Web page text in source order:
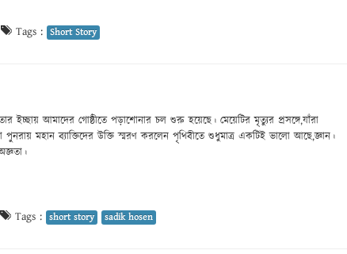
Tags : Short Story
ইচ্ছায় আমাদের গোষ্ঠীতে পড়াশোনার চল শুরু হয়েছে। মেয়েটির মৃত্যুর প্রসঙ্গে,যাঁরা
পুনরায় মহান ব্যাক্তিদের উক্তি স্মরণ করলেন পৃথিবীতে শুধুমাত্র একটিই ভালো আছে,জ্ঞান।
Tags : short story sadik hosen